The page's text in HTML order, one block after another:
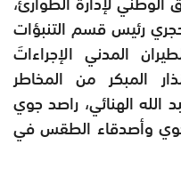
رئيس قسم التنبؤات
المدني الإجراءاتَ
المبكر من المخاطر
الله الهنائي، راصد جوي
وأصدقاء الطقس في